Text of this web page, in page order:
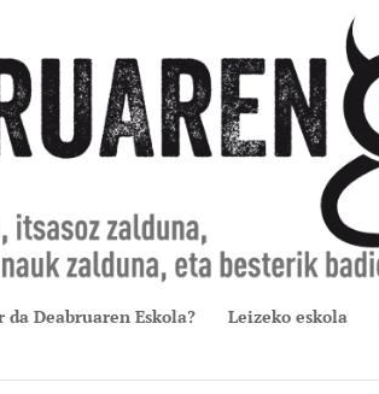
da Deabruaren Eskola? Leizeko eskola